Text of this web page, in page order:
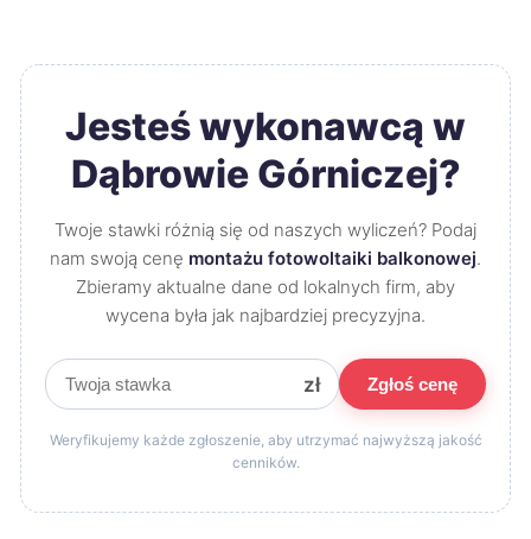
Jesteś wykonawcą w
Dąbrowie Górniczej?
Twoje stawki różnią się od naszych wyliczeń? Podaj
nam swoją cenę montażu fotowoltaiki balkonowej.
Zbieramy aktualne dane od lokalnych firm, aby
wycena była jak najbardziej precyzyjna.
zł Zgłoś cenę
Weryfikujemy każde zgłoszenie, aby utrzymać najwyższą jakość
cenników.